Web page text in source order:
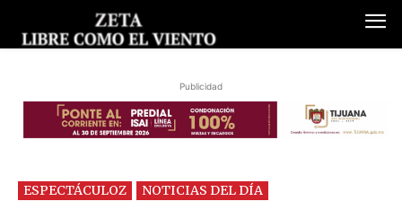
Publicidad
ESPECTÁCULOZ NOTICIAS DEL DÍA